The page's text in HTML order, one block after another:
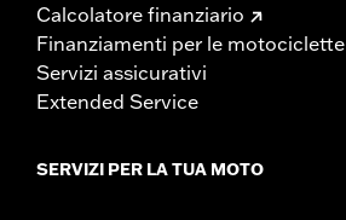
Calcolatore finanziario
Finanziamenti per le motociclette
Servizi assicurativi
Extended Service
SERVIZI PER LA TUA MOTO